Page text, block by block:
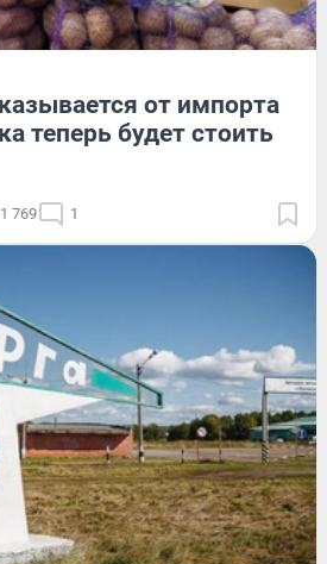
от импорта
теперь будет стоить
1 769 1